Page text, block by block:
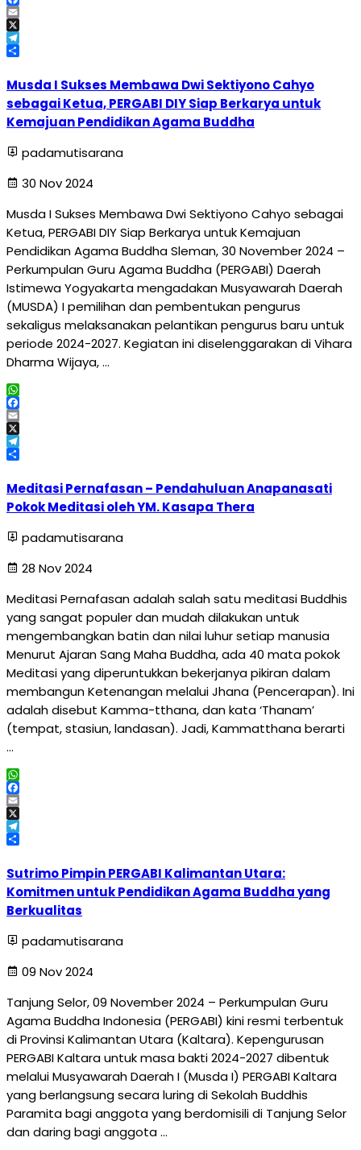
Facebook
Email
X
Telegram
Musda I Sukses Membawa Dwi Sektiyono Cahyo
sebagai Ketua, PERGABI DIY Siap Berkarya untuk
Kemajuan Pendidikan Agama Buddha
padamutisarana
30 Nov 2024
Musda I Sukses Membawa Dwi Sektiyono Cahyo sebagai
Ketua, PERGABI DIY Siap Berkarya untuk Kemajuan
Pendidikan Agama Buddha Sleman, 30 November 2024 –
Perkumpulan Guru Agama Buddha (PERGABI) Daerah
Istimewa Yogyakarta mengadakan Musyawarah Daerah
(MUSDA) I pemilihan dan pembentukan pengurus
sekaligus melaksanakan pelantikan pengurus baru untuk
periode 2024-2027. Kegiatan ini diselenggarakan di Vihara
Dharma Wijaya, …
WhatsApp
Facebook
Email
X
Telegram
Meditasi Pernafasan – Pendahuluan Anapanasati
Pokok Meditasi oleh YM. Kasapa Thera
padamutisarana
28 Nov 2024
Meditasi Pernafasan adalah salah satu meditasi Buddhis
yang sangat populer dan mudah dilakukan untuk
mengembangkan batin dan nilai luhur setiap manusia
Menurut Ajaran Sang Maha Buddha, ada 40 mata pokok
Meditasi yang diperuntukkan bekerjanya pikiran dalam
membangun Ketenangan melalui Jhana (Pencerapan). Ini
adalah disebut Kamma-tthana, dan kata ‘Thanam’
(tempat, stasiun, landasan). Jadi, Kammatthana berarti
…
WhatsApp
Facebook
Email
X
Telegram
Sutrimo Pimpin PERGABI Kalimantan Utara:
Komitmen untuk Pendidikan Agama Buddha yang
Berkualitas
padamutisarana
09 Nov 2024
Tanjung Selor, 09 November 2024 – Perkumpulan Guru
Agama Buddha Indonesia (PERGABI) kini resmi terbentuk
di Provinsi Kalimantan Utara (Kaltara). Kepengurusan
PERGABI Kaltara untuk masa bakti 2024-2027 dibentuk
melalui Musyawarah Daerah I (Musda I) PERGABI Kaltara
yang berlangsung secara luring di Sekolah Buddhis
Paramita bagi anggota yang berdomisili di Tanjung Selor
dan daring bagi anggota …